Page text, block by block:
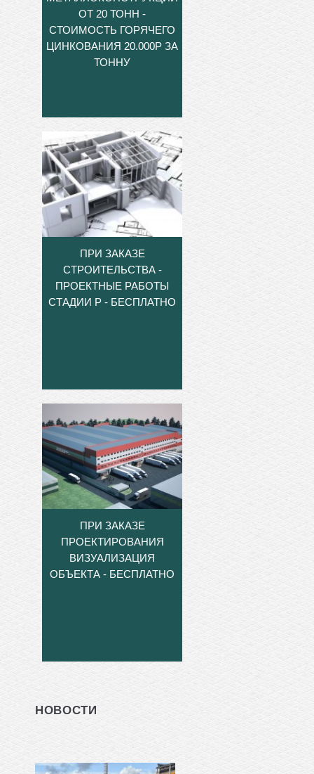
ОТ 20 ТОНН -
СТОИМОСТЬ ГОРЯЧЕГО
ЦИНКОВАНИЯ 20.000Р ЗА
ТОННУ
ПРИ ЗАКАЗЕ
СТРОИТЕЛЬСТВА -
ПРОЕКТНЫЕ РАБОТЫ
СТАДИИ Р - БЕСПЛАТНО
ПРИ ЗАКАЗЕ
ПРОЕКТИРОВАНИЯ
ВИЗУАЛИЗАЦИЯ
ОБЪЕКТА - БЕСПЛАТНО
НОВОСТИ